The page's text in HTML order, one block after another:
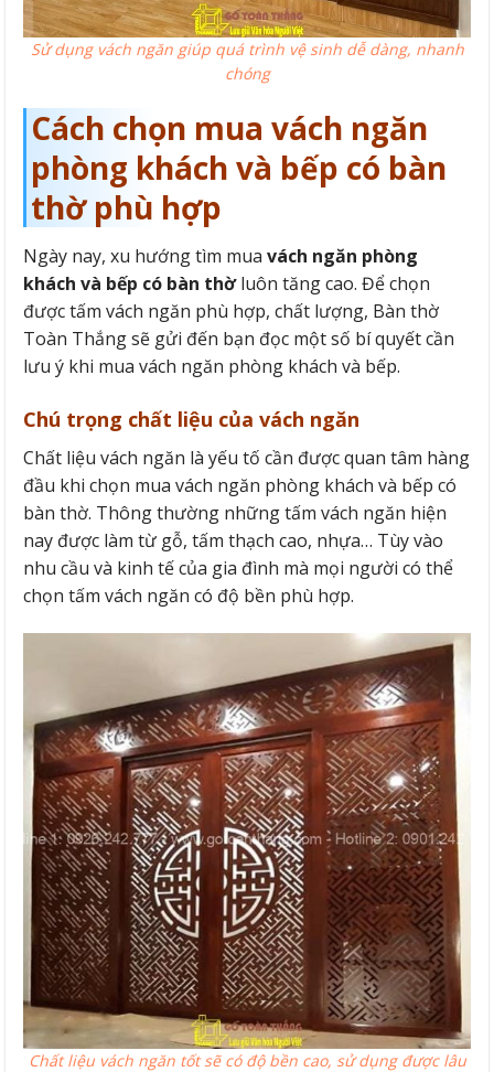
Sử dụng vách ngăn giúp quá trình vệ sinh dễ dàng, nhanh
chóng
Cách chọn mua vách ngăn
phòng khách và bếp có bàn
thờ phù hợp
Ngày nay, xu hướng tìm mua vách ngăn phòng
khách và bếp có bàn thờluôn tăng cao. Để chọn
được tấm vách ngăn phù hợp, chất lượng, Bàn thờ
Toàn Thắng sẽ gửi đến bạn đọc một số bí quyết cần
lưu ý khi mua vách ngăn phòng khách và bếp.
Chú trọng chất liệu của vách ngăn
Chất liệu vách ngăn là yếu tố cần được quan tâm hàng
đầu khi chọn mua vách ngăn phòng khách và bếp có
bàn thờ. Thông thường những tấm vách ngăn hiện
nay được làm từ gỗ, tấm thạch cao, nhựa… Tùy vào
nhu cầu và kinh tế của gia đình mà mọi người có thể
chọn tấm vách ngăn có độ bền phù hợp.
Chất liệu vách ngăn tốt sẽ có độ bền cao, sử dụng được lâu